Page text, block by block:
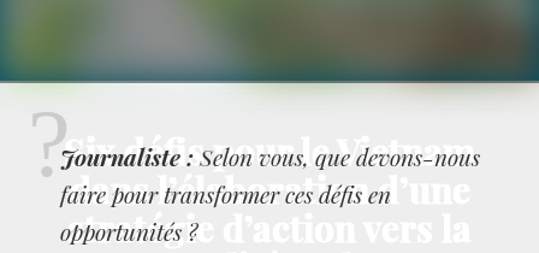
Six défis pour le Vietnam
dans l’élaboration d’une
stratégie d’action vers la
Journaliste : Selon vous, que devons-nous
faire pour transformer ces défis en
opportunités ?